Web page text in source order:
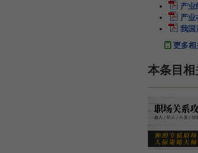
产业
产业
我国
更多相
本条目相